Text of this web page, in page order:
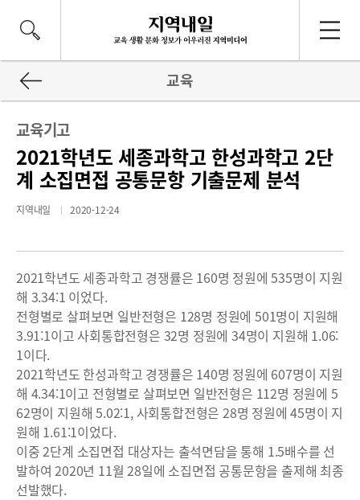
교육
교육기고
2021학년도 세종과학고 한성과학고 2단
계 소집면접 공통문항 기출문제 분석
지역내일 2020-12-24
2021학년도 세종과학고 경쟁률은 160명 정원에 535명이 지원
해 3.34:1 이었다.
전형별로 살펴보면 일반전형은 128명 정원에 501명이 지원해
3.91:1이고 사회통합전형은 32명 정원에 34명이 지원해 1.06:
1이다.
2021학년도 한성과학고 경쟁률은 140명 정원에 607명이 지원
해 4.34:1이고 전형별로 살펴보면 일반전형은 112명 정원에 5
62명이 지원해 5.02:1, 사회통합전형은 28명 정원에 45명이 지
원해 1.61:1이었다.
이중 2단계 소집면접 대상자는 출석면담을 통해 1.5배수를 선
발하여 2020년 11월 28일에 소집면접 공통문항을 출제해 최종
선발했다.